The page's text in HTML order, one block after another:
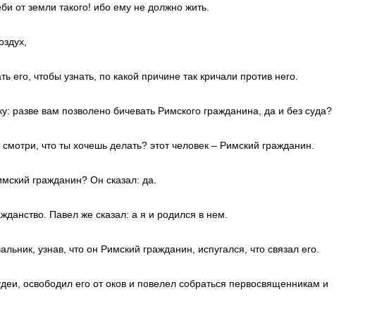
от земли такого! ибо ему не должно жить.
его, чтобы узнать, по какой причине так кричали против него.
разве вам позволено бичевать Римского гражданина, да и без суда?
что ты хочешь делать? этот человек – Римский гражданин.
гражданин? Он сказал: да.
Павел же сказал: а я и родился в нем.
узнав, что он Римский гражданин, испугался, что связал его.
освободил его от оков и повелел собраться первосвященникам и